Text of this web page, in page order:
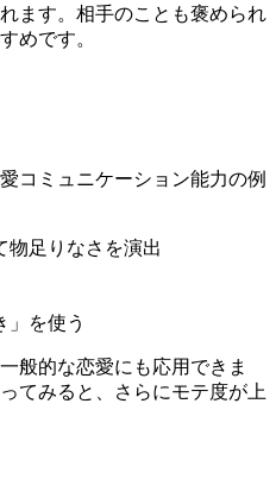
ます。相手のことも褒められ
めです。
コミュニケーション能力の例
物足りなさを演出
」を使う
般的な恋愛にも応用できま
てみると、さらにモテ度が上